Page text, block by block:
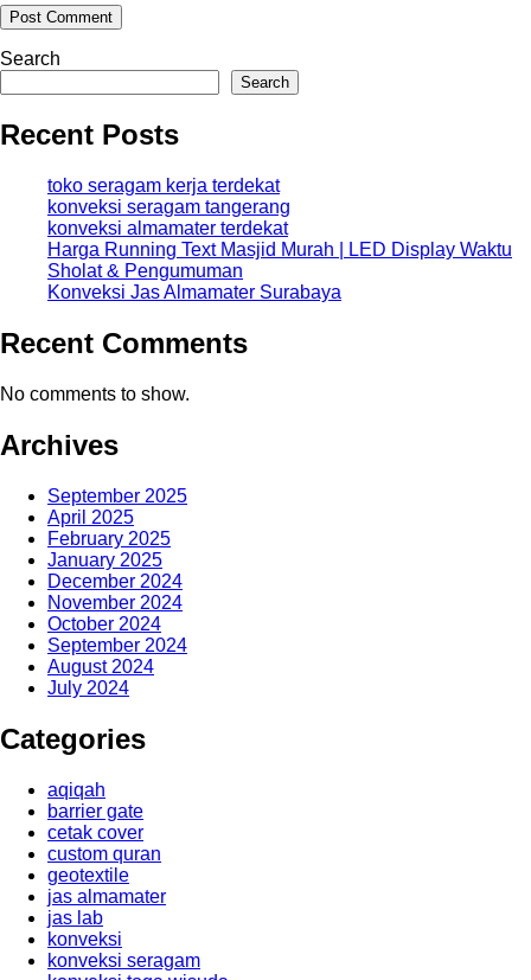
Search
Search
Recent Posts
toko seragam kerja terdekat
konveksi seragam tangerang
konveksi almamater terdekat
Harga Running Text Masjid Murah | LED Display Waktu
Sholat & Pengumuman
Konveksi Jas Almamater Surabaya
Recent Comments
No comments to show.
Archives
September 2025
April 2025
February 2025
January 2025
December 2024
November 2024
October 2024
September 2024
August 2024
July 2024
Categories
aqiqah
barrier gate
cetak cover
custom quran
geotextile
jas almamater
jas lab
konveksi
konveksi seragam